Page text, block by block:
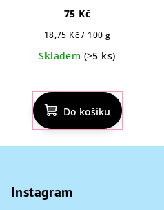
75 Kč
Měrná
18,75 Kč / 100 g
Skladem (>5 ks)
Do košíku
Instagram